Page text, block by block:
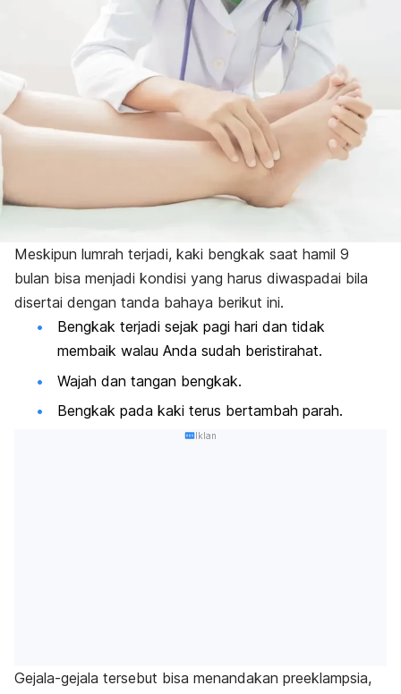
Meskipun lumrah terjadi, kaki bengkak saat hamil 9
bulan bisa menjadi kondisi yang harus diwaspadai bila
disertai dengan tanda bahaya berikut ini.
Bengkak terjadi sejak pagi hari dan tidak
membaik walau Anda sudah beristirahat.
Wajah dan tangan bengkak.
Bengkak pada kaki terus bertambah parah.
Iklan
Gejala-gejala tersebut bisa menandakan preeklampsia,